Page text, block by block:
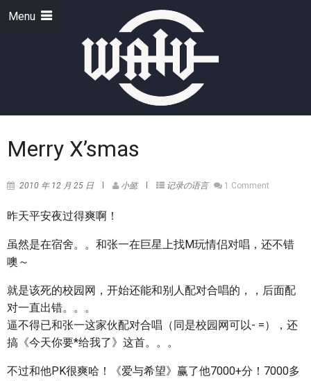
Menu
Merry X’smas
2010 年 12 月 25 日 小懿 记录の语言 1 Comment
昨天平安夜过得爽啊！
虽然是在宿舍。。和张一在巨星上找M玩情侣对唱，还不错
噢～
就是该死的校园网，开始还能和别人配对合唱的，，后面配
对一直出错。。。
逼不得已和张一这家伙配对合唱（同是校园网可以- =），还
搞《今天你要*给我了》这首。。。
不过和他PK很爽哈！《爱与希望》赢了他7000+分！7000多